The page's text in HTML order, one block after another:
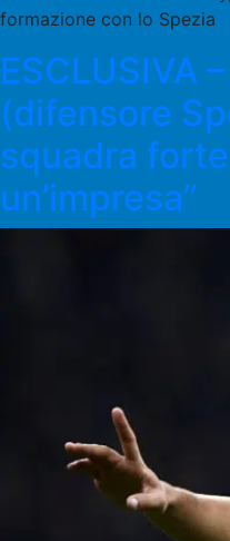
formazione con lo Spezia
ESCLUSIVA
(difensore
squadra
un’impresa”